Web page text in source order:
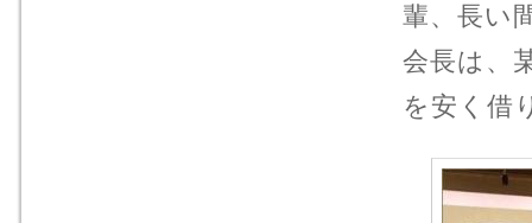
輩、長い
会長は、
を安く借